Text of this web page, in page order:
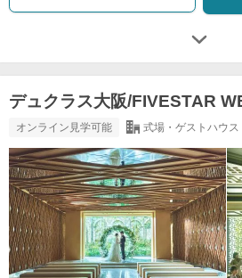
デュクラス大阪/FIVESTAR
オンライン見学可能 式場・ゲストハウス